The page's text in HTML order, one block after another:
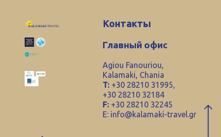
Контакты
Главный офис
Agiou Fanouriou,
Kalamaki, Chania
T: +30 28210 31995,
+30 28210 32184
F: +30 28210 32245
E: info@kalamaki-travel.gr